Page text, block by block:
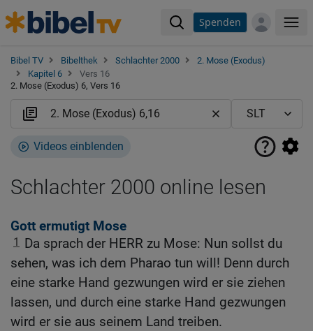
Spenden
Bibel TV Bibelthek Schlachter 2000
2. Mose (Exodus)
Kapitel 6
Vers 16
2. Mose (Exodus) 6, Vers 16
Videos einblenden
Schlachter 2000 online lesen
Gott ermutigt Mose
1
Da sprach der HERR zu Mose: Nun sollst du
sehen, was ich dem Pharao tun will! Denn durch
eine starke Hand gezwungen wird er sie ziehen
lassen, und durch eine starke Hand gezwungen
wird er sie aus seinem Land treiben.